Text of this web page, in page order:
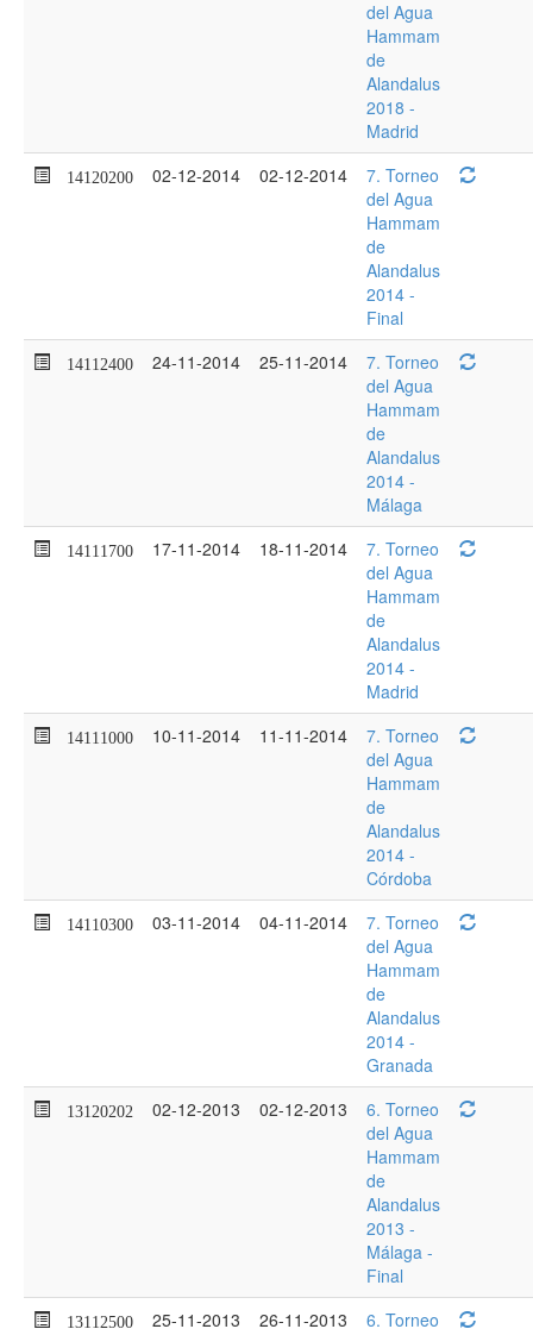
del Agua
Hammam
de
Alandalus
2018 -
Madrid
14120200 02-12-2014 02-12-2014
7. Torneo
del Agua
Hammam
de
Alandalus
2014 -
Final
14112400 24-11-2014 25-11-2014
7. Torneo
del Agua
Hammam
de
Alandalus
2014 -
Málaga
14111700 17-11-2014 18-11-2014
7. Torneo
del Agua
Hammam
de
Alandalus
2014 -
Madrid
14111000 10-11-2014 11-11-2014
7. Torneo
del Agua
Hammam
de
Alandalus
2014 -
Córdoba
14110300 03-11-2014 04-11-2014
7. Torneo
del Agua
Hammam
de
Alandalus
2014 -
Granada
13120202 02-12-2013 02-12-2013
6. Torneo
del Agua
Hammam
de
Alandalus
2013 -
Málaga -
Final
13112500 25-11-2013 26-11-2013
6. Torneo